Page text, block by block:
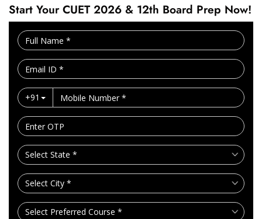
Start Your CUET 2026 & 12th Board Prep Now!